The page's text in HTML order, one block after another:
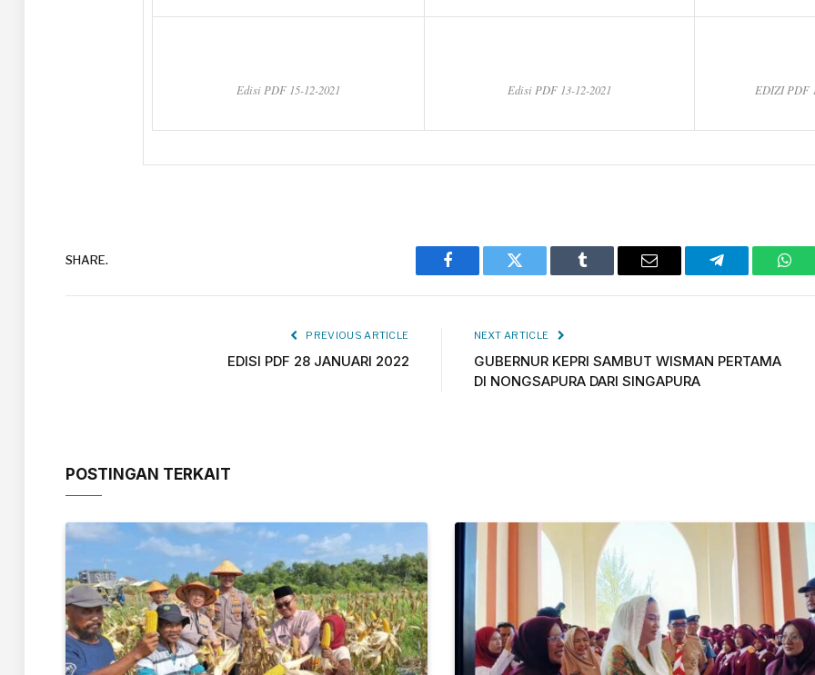
Edisi PDF 15-12-2021 Edisi PDF 13-12-2021 EDIZI PDF
SHARE.
Facebook Twitter Tumblr Email Telegram
PREVIOUS ARTICLE
EDISI PDF 28 JANUARI 2022
NEXT ARTICLE
GUBERNUR KEPRI SAMBUT WISMAN PERTAMA
DI NONGSAPURA DARI SINGAPURA
POSTINGAN TERKAIT